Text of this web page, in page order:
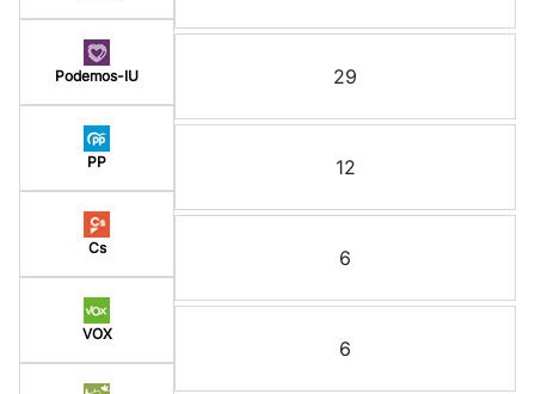
Podemos-IU
PP
Cs
VOX
29
12
6
6